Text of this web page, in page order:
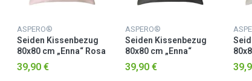
ASPERO®
Seiden Kissenbezug
80x80 cm „Enna“ Rosa
39,90 €
ASPERO®
Seiden Kissenbezug
80x80 cm „Enna“
Anthrazit
39,90 €